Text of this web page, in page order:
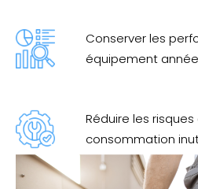
Conserver les
équipement
Réduire les
consommation